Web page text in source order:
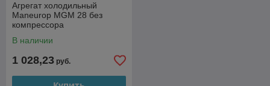
Агрегат холодильный
Maneurop MGM 28 без
компрессора
В наличии
1 028,23 руб.